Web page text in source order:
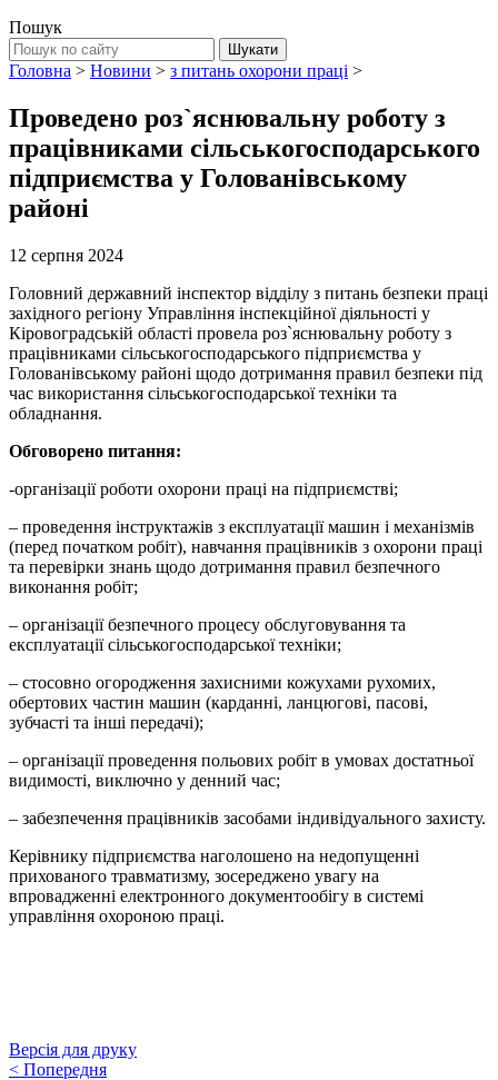
Пошук
Головна > Новини > з питань охорони праці >
Проведено роз`яснювальну роботу з
працівниками сільськогосподарського
підприємства у Голованівському
районі
12 серпня 2024
Головний державний інспектор відділу з питань безпеки праці
західного регіону Управління інспекційної діяльності у
Кіровоградській області провела роз`яснювальну роботу з
працівниками сільськогосподарського підприємства у
Голованівському районі щодо дотримання правил безпеки під
час використання сільськогосподарської техніки та
обладнання.
Обговорено питання:
-організації роботи охорони праці на підприємстві;
– проведення інструктажів з експлуатації машин і механізмів
(перед початком робіт), навчання працівників з охорони праці
та перевірки знань щодо дотримання правил безпечного
виконання робіт;
– організації безпечного процесу обслуговування та
експлуатації сільськогосподарської техніки;
– стосовно огородження захисними кожухами рухомих,
обертових частин машин (карданні, ланцюгові, пасові,
зубчасті та інші передачі);
– організації проведення польових робіт в умовах достатньої
видимості, виключно у денний час;
– забезпечення працівників засобами індивідуального захисту.
Керівнику підприємства наголошено на недопущенні
прихованого травматизму, зосереджено увагу на
впровадженні електронного документообігу в системі
управління охороною праці.
Версія для друку
< Попередня